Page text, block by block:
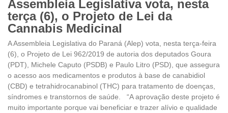
Assembleia Legislativa vota, nesta
terça (6), o Projeto de Lei da
Cannabis Medicinal
A Assembleia Legislativa do Paraná (Alep) vota, nesta terça-feira
(6), o Projeto de Lei 962/2019 de autoria dos deputados Goura
(PDT), Michele Caputo (PSDB) e Paulo Litro (PSD), que assegura
o acesso aos medicamentos e produtos à base de canabidiol
(CBD) e tetrahidrocanabinol (THC) para tratamento de doenças,
síndromes e transtornos de saúde. “A aprovação deste projeto é
muito importante porque vai beneficiar e trazer alívio e qualidade